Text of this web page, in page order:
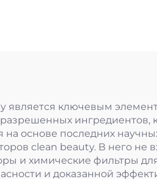
ключевым
основе последних
clean beauty. В него не
и химические фильтры
и доказанной